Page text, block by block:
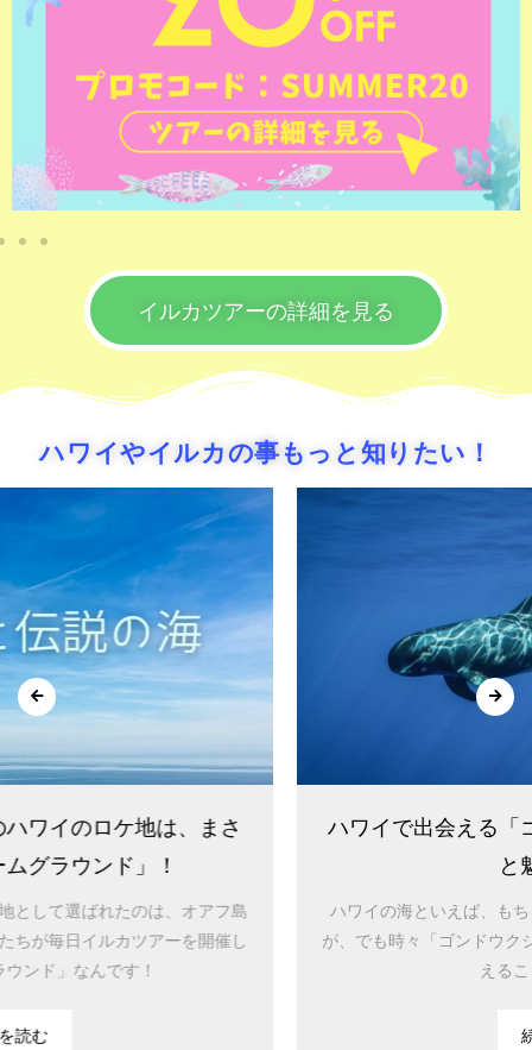
イルカツアーの詳細を見る
ハワイやイルカの事もっと知りたい！
ハワイで出会える「ゴンドウクジラ」：その習性
ハワイの海といえば、もちろん、イルカやウミガメが有名です
が、でも時々「ゴンドウクジラ」と呼ばれる特別なクジラに出会